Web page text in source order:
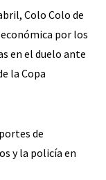
Colo Colo de
por los
en el duelo ante
la Copa
de
y la policía en